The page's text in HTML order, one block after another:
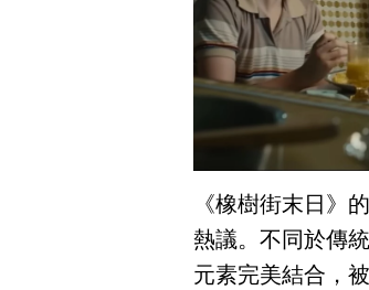
《橡樹街末日》
熱議。不同於傳
元素完美結合，